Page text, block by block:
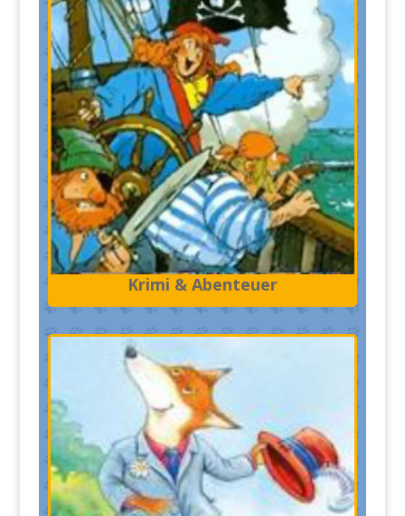
Krimi & Abenteuer